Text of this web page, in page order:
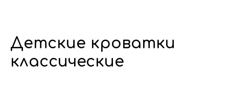
Детские кроватки
классические